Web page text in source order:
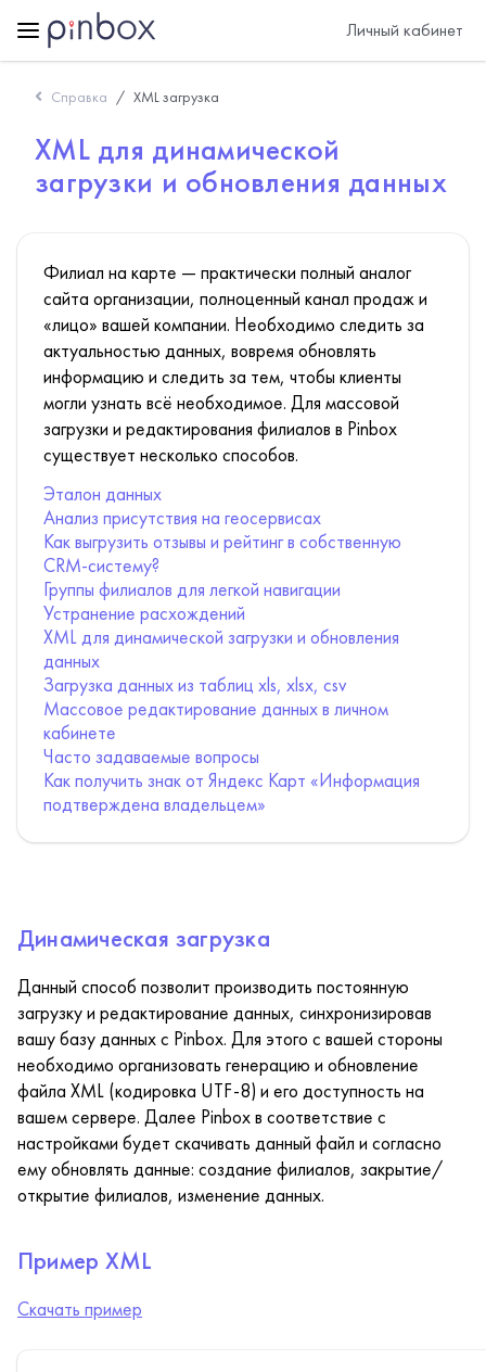
Личный кабинет
Справка XML загрузка
XML для динамической
загрузки и обновления данных
Филиал на карте — практически полный аналог
сайта организации, полноценный канал продаж и
«лицо» вашей компании. Необходимо следить за
актуальностью данных, вовремя обновлять
информацию и следить за тем, чтобы клиенты
могли узнать всё необходимое. Для массовой
загрузки и редактирования филиалов в Pinbox
существует несколько способов.
Эталон данных
Анализ присутствия на геосервисах
Как выгрузить отзывы и рейтинг в собственную
CRM-систему?
Группы филиалов для легкой навигации
Устранение расхождений
XML для динамической загрузки и обновления
данных
Загрузка данных из таблиц xls, xlsx, csv
Массовое редактирование данных в личном
кабинете
Часто задаваемые вопросы
Как получить знак от Яндекс Карт «Информация
подтверждена владельцем»
Динамическая загрузка
Данный способ позволит производить постоянную
загрузку и редактирование данных, синхронизировав
вашу базу данных с Pinbox. Для этого с вашей стороны
необходимо организовать генерацию и обновление
файла XML (кодировка UTF-8) и его доступность на
вашем сервере. Далее Pinbox в соответствие с
настройками будет скачивать данный файл и согласно
ему обновлять данные: создание филиалов, закрытие/
открытие филиалов, изменение данных.
Пример XML
Скачать пример